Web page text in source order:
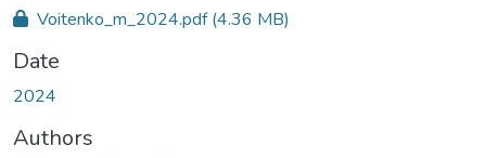
Voitenko_m_2024.pdf(4.36 MB)
Date
2024
Authors